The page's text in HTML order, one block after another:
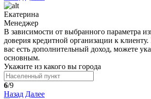
Екатерина
Менеджер
В зависимости от выбранного параметра
доверия кредитной организации к
вас есть дополнительный доход, можете
основным.
Укажите из какого вы города
6/9
Назад Далее